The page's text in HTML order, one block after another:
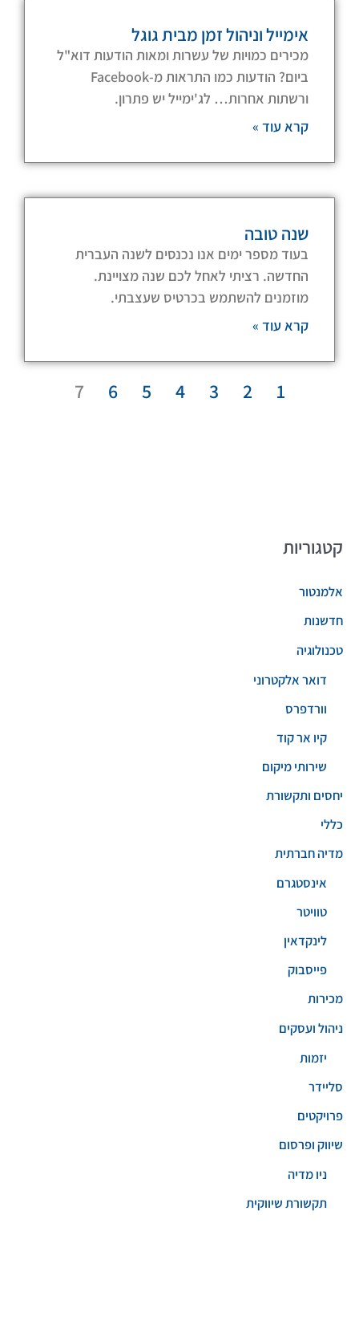
אימייל וניהול זמן מבית גוגל
מכירים כמויות של עשרות ומאות הודעות דוא"ל
ביום? הודעות כמו התראות מ-Facebook
ורשתות אחרות… לג'ימייל יש פתרון.
קרא עוד »
שנה טובה
בעוד מספר ימים אנו נכנסים לשנה העברית
החדשה. רציתי לאחל לכם שנה מצויינת.
מוזמנים להשתמש בכרטיס שעצבתי.
קרא עוד »
1
2
3
4
5
6
7
קטגוריות
אלמנטור
חדשנות
טכנולוגיה
דואר אלקטרוני
וורדפרס
קיו אר קוד
שירותי מיקום
יחסים ותקשורת
כללי
מדיה חברתית
אינסטגרם
טוויטר
לינקדאין
פייסבוק
מכירות
ניהול ועסקים
יזמות
סליידר
פרויקטים
שיווק ופרסום
ניו מדיה
תקשורת שיווקית